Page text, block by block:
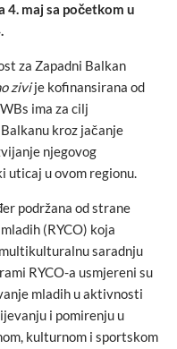
4. maj sa početkom u
za Zapadni Balkan
zivije kofinansirana od
ima za cilj
kroz jačanje
njegovog
uticaj u ovom regionu.
podržana od strane
(RYCO) koja
saradnju
RYCO-a usmjereni su
mladih u aktivnosti
i pomirenju u
kulturnom i sportskom